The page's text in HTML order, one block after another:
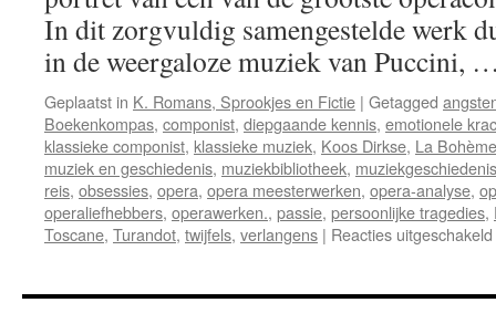
In dit zorgvuldig samengestelde werk
in de weergaloze muziek van Puccini,
Geplaatst in K. Romans, Sprookjes en Fictie | Getagged
Boekenkompas, componist, diepgaande kennis, emotionele
klassieke componist, klassieke muziek, Koos Dirkse, La Bohème
muziek en geschiedenis, muziekbibliotheek, muziekgeschiedenis
reis, obsessies, opera, opera meesterwerken, opera-analyse,
operaliefhebbers, operawerken., passie, persoonlijke tragedies,
Toscane, Turandot, twijfels, verlangens | Reacties uitgeschakeld